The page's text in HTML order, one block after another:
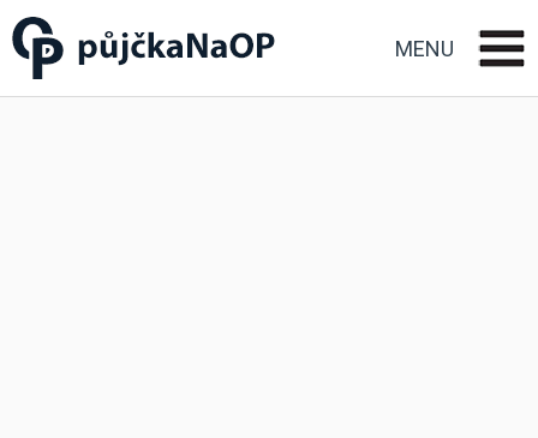
Půjčka na OP občanský
průkaz
MENU